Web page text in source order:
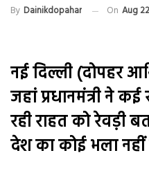
By Dainikdopahar On Aug
नई दिल्ली (दोपहर
जहां प्रधानमंत्री ने कई
रही राहत को रेवड़ी
देश का कोई भला नहीं